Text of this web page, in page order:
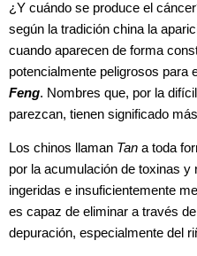
¿Y cuándo se produce el
según la tradición china la
cuando aparecen de forma
potencialmente peligrosos para
Feng. Nombres que, por la
parezcan, tienen significado
Los chinos llaman Tan a toda
por la acumulación de toxinas
ingeridas e insuficientemente
es capaz de eliminar a través
depuración, especialmente del